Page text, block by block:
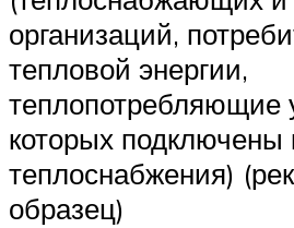
организаций,
тепловой энергии,
теплопотребляющие
которых подключены
теплоснабжения)
образец)